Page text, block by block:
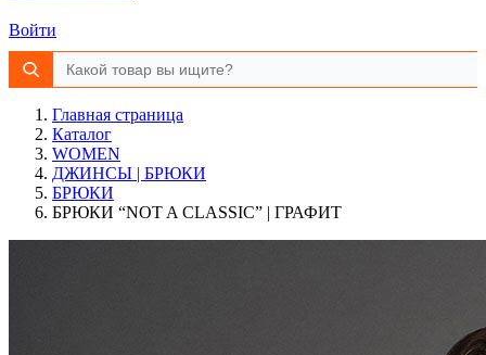
Войти
Главная страница
Каталог
WOMEN
ДЖИНСЫ | БРЮКИ
БРЮКИ
БРЮКИ “NOT A CLASSIC” | ГРАФИТ